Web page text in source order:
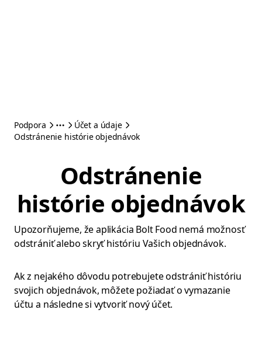
Podpora
Účet a údaje
Odstránenie histórie objednávok
Odstránenie
histórie objednávok
Upozorňujeme, že aplikácia Bolt Food nemá možnosť
odstrániť alebo skryť históriu Vašich objednávok.
Ak z nejakého dôvodu potrebujete odstrániť históriu
svojich objednávok, môžete požiadať o vymazanie
účtu a následne si vytvoriť nový účet.